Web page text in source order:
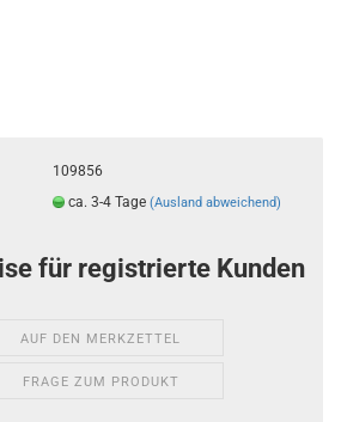
109856
ca. 3-4 Tage (Ausland abweichend)
für registrierte Kunden
AUF DEN MERKZETTEL
FRAGE ZUM PRODUKT